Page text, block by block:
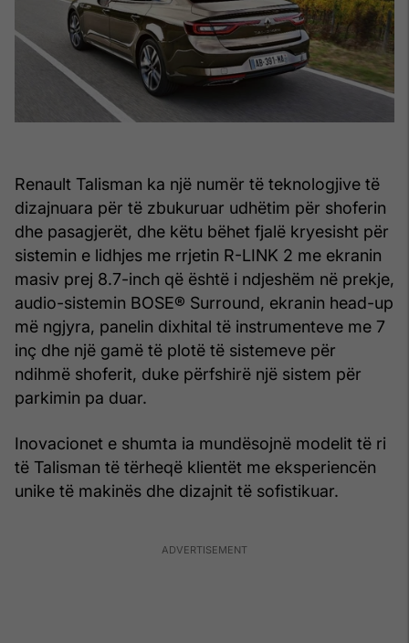
Renault Talisman ka një numër të teknologjive të
dizajnuara për të zbukuruar udhëtim për shoferin
dhe pasagjerët, dhe këtu bëhet fjalë kryesisht për
sistemin e lidhjes me rrjetin R-LINK 2 me ekranin
masiv prej 8.7-inch që është i ndjeshëm në prekje,
audio-sistemin BOSE® Surround, ekranin head-up
më ngjyra, panelin dixhital të instrumenteve me 7
inç dhe një gamë të plotë të sistemeve për
ndihmë shoferit, duke përfshirë një sistem për
parkimin pa duar.
Inovacionet e shumta ia mundësojnë modelit të ri
të Talisman të tërheqë klientët me eksperiencën
unike të makinës dhe dizajnit të sofistikuar.